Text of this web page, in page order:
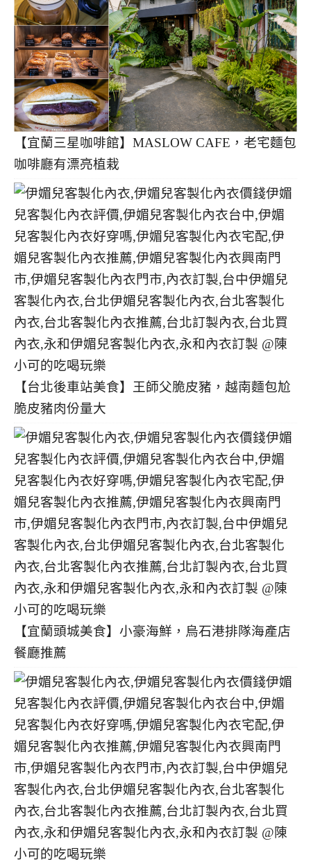
【宜蘭三星咖啡館】MASLOW CAFE，老宅麵包
咖啡廳有漂亮植栽
【台北後車站美食】王師父脆皮豬，越南麵包尬
脆皮豬肉份量大
【宜蘭頭城美食】小豪海鮮，烏石港排隊海產店
餐廳推薦